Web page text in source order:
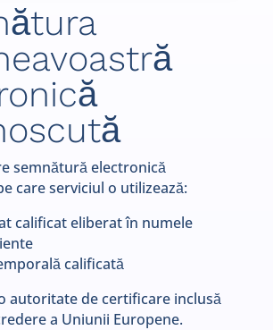
semnătură electronică
care serviciul o utilizează:
calificat eliberat în numele
calificată
autoritate de certificare inclusă
a Uniunii Europene.